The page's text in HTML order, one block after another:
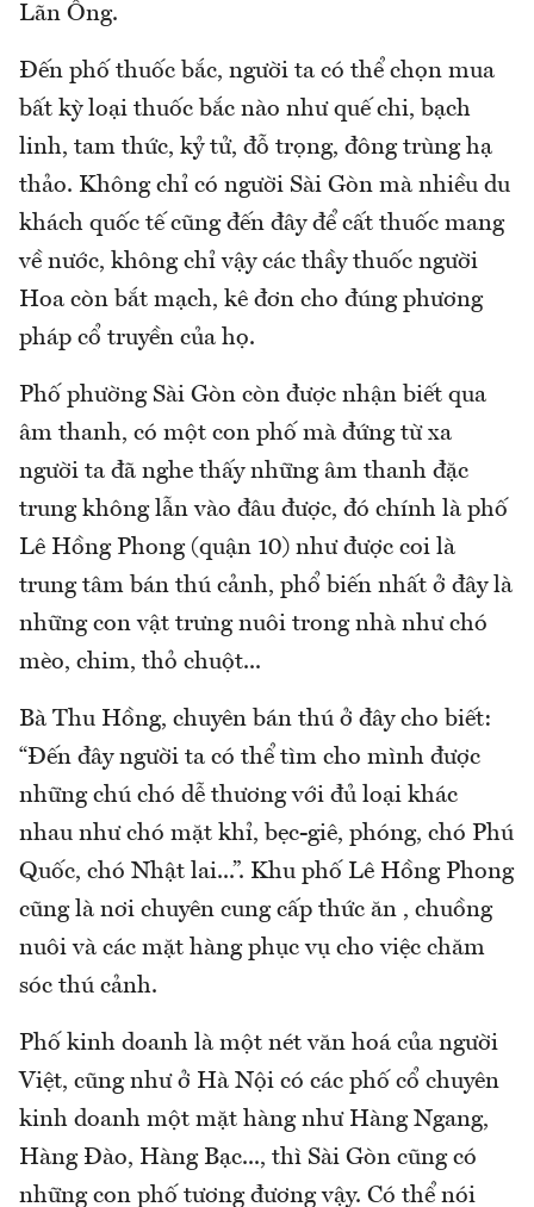
Lãn Ông.
Đến phố thuốc bắc, người ta có thể chọn mua
bất kỳ loại thuốc bắc nào như quế chi, bạch
linh, tam thức, kỷ tử, đỗ trọng, đông trùng hạ
thảo. Không chỉ có người Sài Gòn mà nhiều du
khách quốc tế cũng đến đây để cất thuốc mang
về nước, không chỉ vậy các thầy thuốc người
Hoa còn bắt mạch, kê đơn cho đúng phương
pháp cổ truyền của họ.
Phố phường Sài Gòn còn được nhận biết qua
âm thanh, có một con phố mà đứng từ xa
người ta đã nghe thấy những âm thanh đặc
trung không lẫn vào đâu được, đó chính là phố
Lê Hồng Phong (quận 10) như được coi là
trung tâm bán thú cảnh, phổ biến nhất ở đây là
những con vật trưng nuôi trong nhà như chó
mèo, chim, thỏ chuột...
Bà Thu Hồng, chuyên bán thú ở đây cho biết:
“Đến đây người ta có thể tìm cho mình được
những chú chó dễ thương với đủ loại khác
nhau như chó mặt khỉ, bẹc-giê, phóng, chó Phú
Quốc, chó Nhật lai...”. Khu phố Lê Hồng Phong
cũng là nơi chuyên cung cấp thức ăn , chuồng
nuôi và các mặt hàng phục vụ cho việc chăm
sóc thú cảnh.
Phố kinh doanh là một nét văn hoá của người
Việt, cũng như ở Hà Nội có các phố cổ chuyên
kinh doanh một mặt hàng như Hàng Ngang,
Hàng Đào, Hàng Bạc..., thì Sài Gòn cũng có
những con phố tương đương vậy. Có thể nói